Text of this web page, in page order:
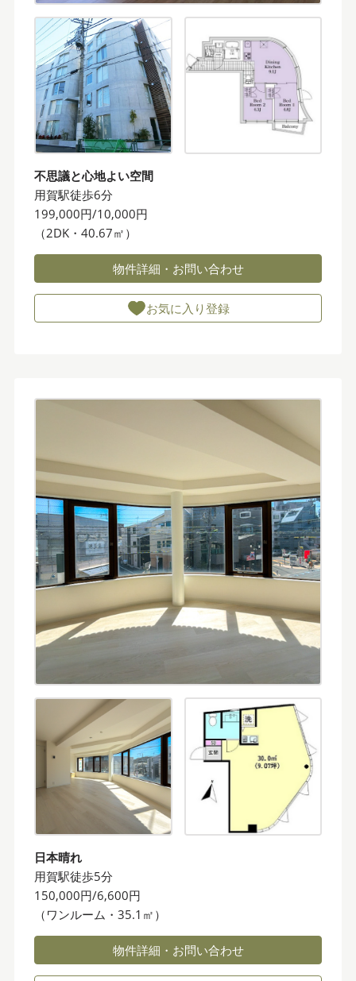
不思議と心地よい空間
用賀駅徒歩6分
199,000円/10,000円
（2DK・40.67㎡）
物件詳細・お問い合わせ
お気に入り登録
日本晴れ
用賀駅徒歩5分
150,000円/6,600円
（ワンルーム・35.1㎡）
物件詳細・お問い合わせ